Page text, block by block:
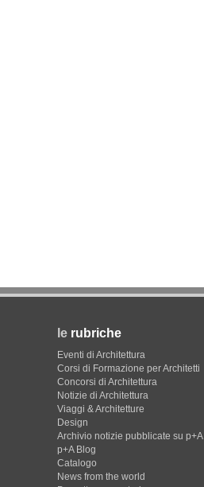
le rubriche
Eventi di Architettura
Corsi di Formazione per Architetti
Concorsi di Architettura
Notizie di Architettura
Viaggi & Architetture
Design
Archivio notizie pubblicate su p+A
p+A Blog
Catalogo
News from the world